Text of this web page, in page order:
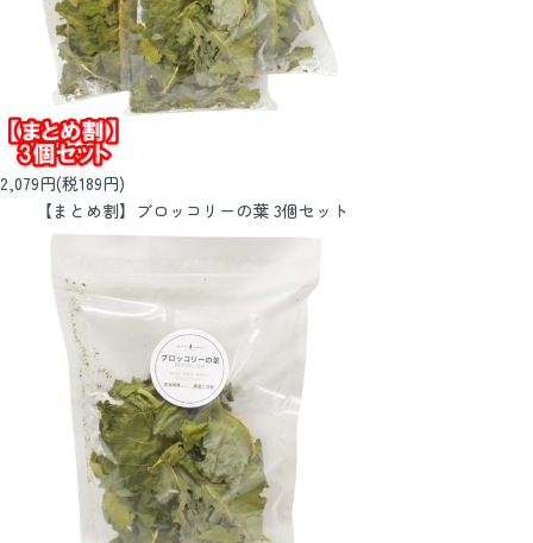
2,079円(税189円)
【まとめ割】ブロッコリーの葉 3個セット